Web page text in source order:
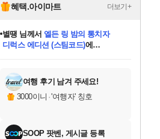
혜택.아이마트 더보기+
교환.
별땡 님께서 엘든 링 밤의 통치자
디럭스 에디션 (스팀코드)에
당첨되셨습니다.
당첨되셨습니다.
당첨되셨습니다.
당첨되셨습니다.
당첨되셨습니다.
당첨되셨습니다.
에디션 (스팀코드) 를 교환.
당첨되셨습니다.
여행 후기 남겨 주세요!
3000이니 ·'여행자' 칭호
SOOP 팟벤, 게시글 등록